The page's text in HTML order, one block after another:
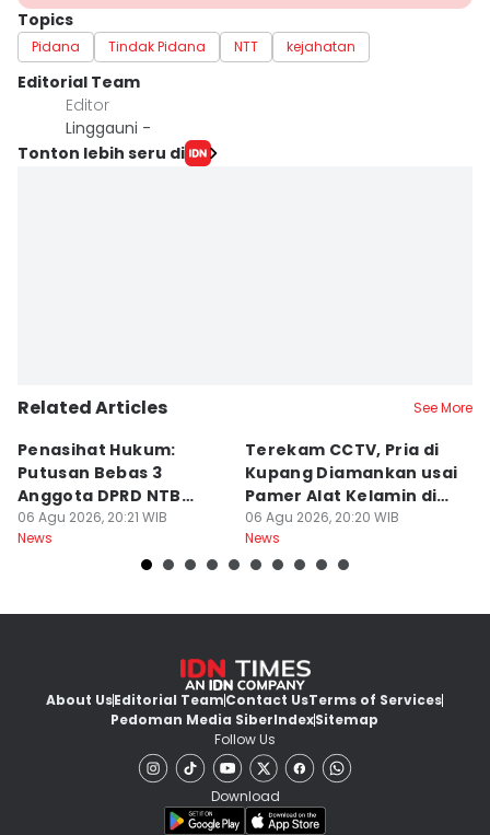
Topics
Pidana Tindak Pidana NTT kejahatan
Editorial Team
Editor
Linggauni -
Tonton lebih seru di
Related Articles See More
Penasihat Hukum:
Putusan Bebas 3
Anggota DPRD NTB
Bersifat Final
06 Agu 2026, 20:21 WIB
News
Terekam CCTV, Pria di
Kupang Diamankan usai
Pamer Alat Kelamin di
Kios
06 Agu 2026, 20:20 WIB
News
About UsEditorial TeamContact UsTerms of Services
Pedoman Media SiberIndexSitemap
Follow Us
Download